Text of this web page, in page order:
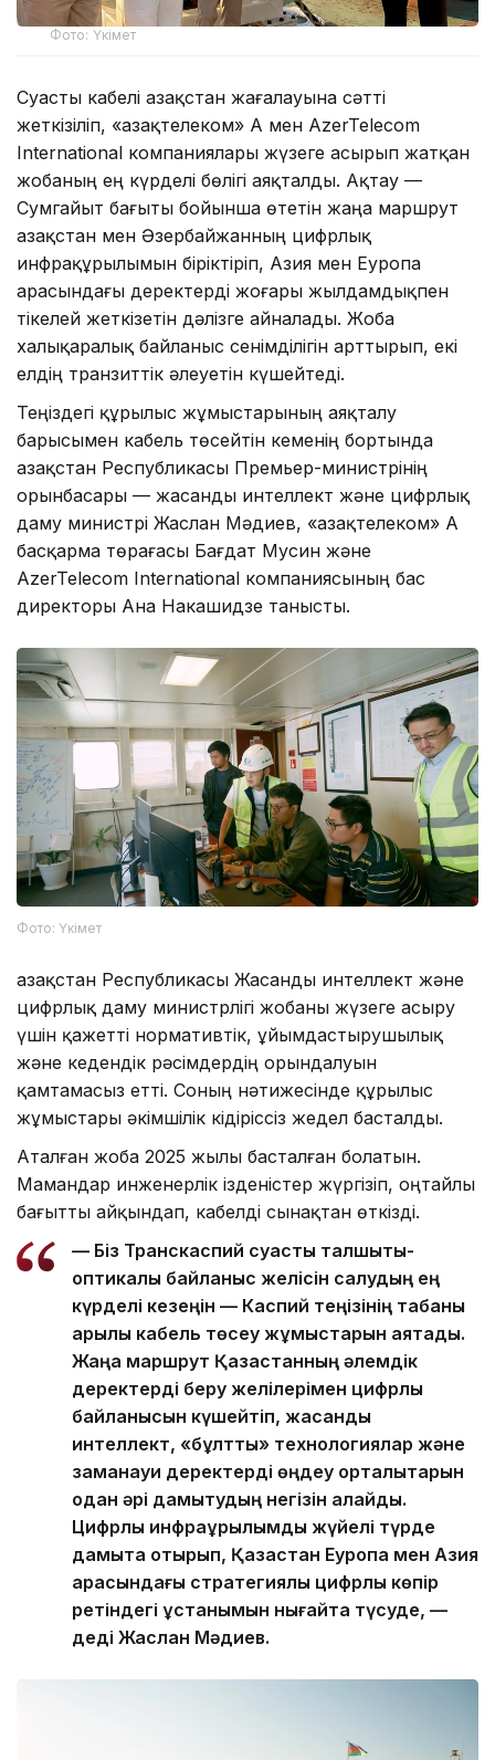
Фото: Үкімет
Суасты кабелі Қазақстан жағалауына сәтті
жеткізіліп, «Қазақтелеком» АҚ мен AzerTelecom
International компаниялары жүзеге асырып жатқан
жобаның ең күрделі бөлігі аяқталды. Ақтау —
Сумгайыт бағыты бойынша өтетін жаңа маршрут
Қазақстан мен Әзербайжанның цифрлық
инфрақұрылымын біріктіріп, Азия мен Еуропа
арасындағы деректерді жоғары жылдамдықпен
тікелей жеткізетін дәлізге айналады. Жоба
халықаралық байланыс сенімділігін арттырып, екі
елдің транзиттік әлеуетін күшейтеді.
Теңіздегі құрылыс жұмыстарының аяқталу
барысымен кабель төсейтін кеменің бортында
Қазақстан Республикасы Премьер-министрінің
орынбасары — жасанды интеллект және цифрлық
даму министрі Жаслан Мәдиев, «Қазақтелеком» АҚ
басқарма төрағасы Бағдат Мусин және
AzerTelecom International компаниясының бас
директоры Ана Накашидзе танысты.
Фото: Үкімет
Қазақстан Республикасы Жасанды интеллект және
цифрлық даму министрлігі жобаны жүзеге асыру
үшін қажетті нормативтік, ұйымдастырушылық
және кедендік рәсімдердің орындалуын
қамтамасыз етті. Соның нәтижесінде құрылыс
жұмыстары әкімшілік кідіріссіз жедел басталды.
Аталған жоба 2025 жылы басталған болатын.
Мамандар инженерлік ізденістер жүргізіп, оңтайлы
бағытты айқындап, кабелді сынақтан өткізді.
— Біз Транскаспий суасты талшықты-
оптикалық байланыс желісін салудың ең
күрделі кезеңін — Каспий теңізінің табаны
арқылы кабель төсеу жұмыстарын аяқтадық.
Жаңа маршрут Қазақстанның әлемдік
деректерді беру желілерімен цифрлық
байланысын күшейтіп, жасанды
интеллект, «бұлтты» технологиялар және
заманауи деректерді өңдеу орталықтарын
одан әрі дамытудың негізін қалайды.
Цифрлық инфрақұрылымды жүйелі түрде
дамыта отырып, Қазақстан Еуропа мен Азия
арасындағы стратегиялық цифрлық көпір
ретіндегі ұстанымын нығайта түсуде, —
деді Жаслан Мәдиев.